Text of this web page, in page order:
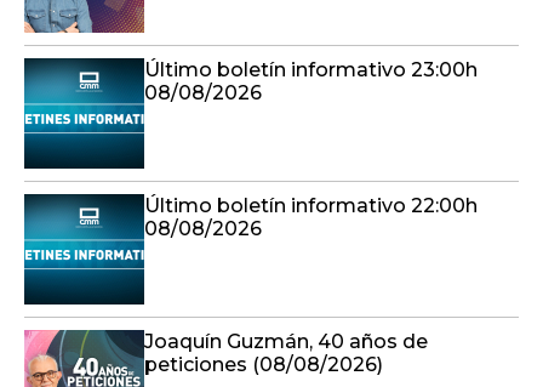
Último boletín informativo 23:00h
08/08/2026
Último boletín informativo 22:00h
08/08/2026
Joaquín Guzmán, 40 años de
peticiones (08/08/2026)